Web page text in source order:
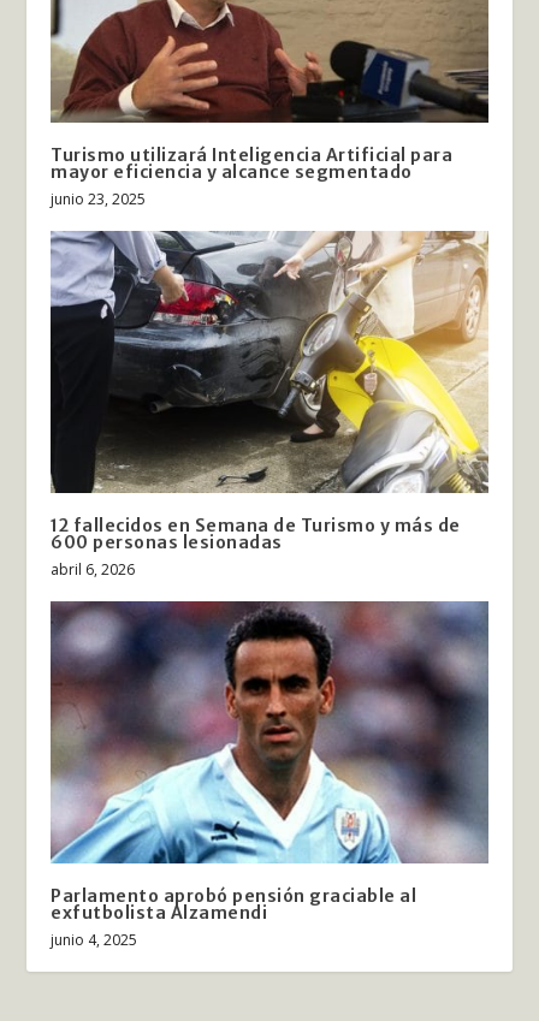
Turismo utilizará Inteligencia Artificial para
mayor eficiencia y alcance segmentado
junio 23, 2025
12 fallecidos en Semana de Turismo y más de
600 personas lesionadas
abril 6, 2026
Parlamento aprobó pensión graciable al
exfutbolista Alzamendi
junio 4, 2025